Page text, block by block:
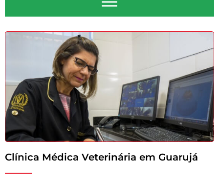
Clínica Médica Veterinária em Guarujá